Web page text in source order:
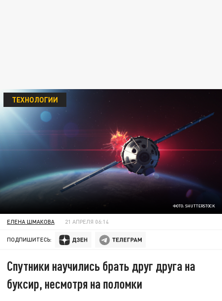
ФОТО: SHUTTERSTOCK
ТЕХНОЛОГИИ
ЕЛЕНА ШМАКОВА 21 АПРЕЛЯ 06:14
ПОДПИШИТЕСЬ:
Спутники научились брать друг друга на
буксир, несмотря на поломки